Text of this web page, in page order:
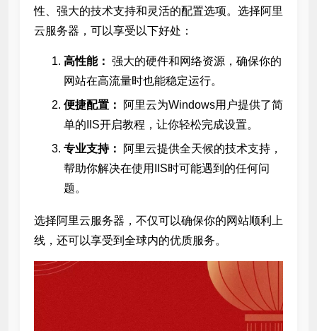
性、强大的技术支持和灵活的配置选项。选择阿里
云服务器，可以享受以下好处：
高性能： 强大的硬件和网络资源，确保你的
网站在高流量时也能稳定运行。
便捷配置：
阿里云为Windows用户提供了简
单的IIS开启教程，让你轻松完成设置。
专业支持：
阿里云提供全天候的技术支持，
帮助你解决在使用IIS时可能遇到的任何问
题。
选择阿里云服务器，不仅可以确保你的网站顺利上
线，还可以享受到全球内的优质服务。